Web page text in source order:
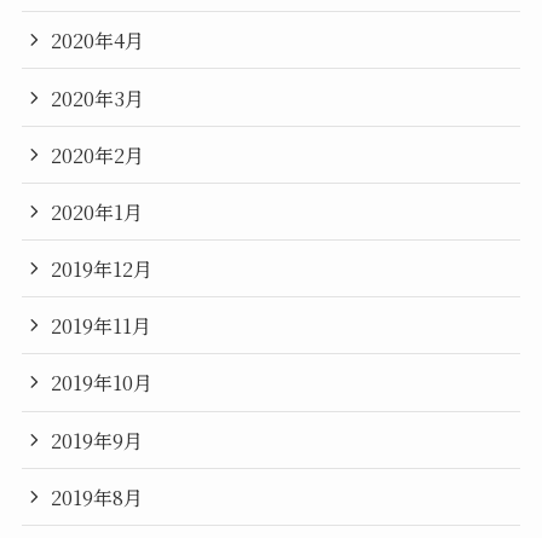
2020年4月
2020年3月
2020年2月
2020年1月
2019年12月
2019年11月
2019年10月
2019年9月
2019年8月